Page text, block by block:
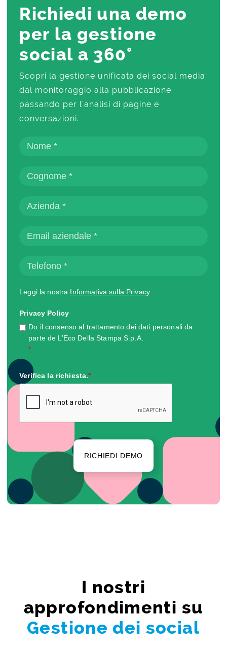
Richiedi una demo
per la gestione
social a 360°
Scopri la gestione unificata dei social media:
dal monitoraggio alla pubblicazione
passando per l'analisi di pagine e
conversazioni.
Leggi la nostra Informativa sulla Privacy
Privacy Policy
Do il consenso al trattamento dei dati personali da
parte de L’Eco Della Stampa S.p.A.
*
Verifica la richiesta.*
RICHIEDI DEMO
I nostri
approfondimenti su
Gestione dei social